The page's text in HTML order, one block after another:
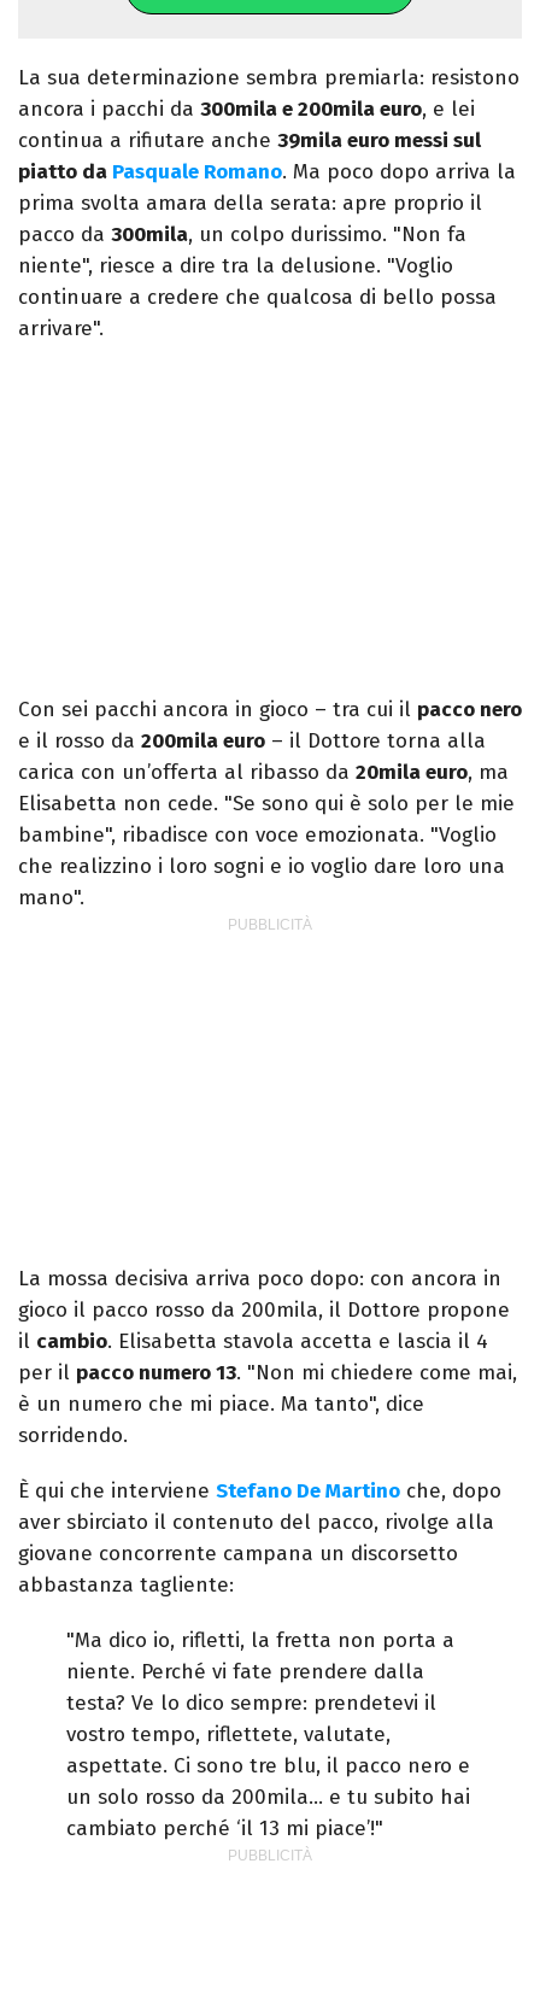
La sua determinazione sembra premiarla: resistono
ancora i pacchi da 300mila e 200mila euro, e lei
continua a rifiutare anche 39mila euro messi sul
piatto da Pasquale Romano. Ma poco dopo arriva la
prima svolta amara della serata: apre proprio il
pacco da 300mila, un colpo durissimo. "Non fa
niente", riesce a dire tra la delusione. "Voglio
continuare a credere che qualcosa di bello possa
arrivare".
Con sei pacchi ancora in gioco – tra cui il pacco nero
e il rosso da 200mila euro – il Dottore torna alla
carica con un’offerta al ribasso da 20mila euro, ma
Elisabetta non cede. "Se sono qui è solo per le mie
bambine", ribadisce con voce emozionata. "Voglio
che realizzino i loro sogni e io voglio dare loro una
mano".
La mossa decisiva arriva poco dopo: con ancora in
gioco il pacco rosso da 200mila, il Dottore propone
il cambio. Elisabetta stavola accetta e lascia il 4
per il pacco numero 13. "Non mi chiedere come mai,
è un numero che mi piace. Ma tanto", dice
sorridendo.
È qui che interviene Stefano De Martino che, dopo
aver sbirciato il contenuto del pacco, rivolge alla
giovane concorrente campana un discorsetto
abbastanza tagliente:
"Ma dico io, rifletti, la fretta non porta a
niente. Perché vi fate prendere dalla
testa? Ve lo dico sempre: prendetevi il
vostro tempo, riflettete, valutate,
aspettate. Ci sono tre blu, il pacco nero e
un solo rosso da 200mila… e tu subito hai
cambiato perché ‘il 13 mi piace’!"